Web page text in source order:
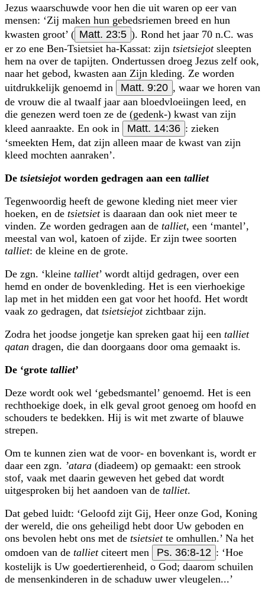
Jezus waarschuwde voor hen die uit waren op eer van
mensen: ‘Zij maken hun gebedsriemen breed en hun
kwasten groot’ ( Matt. 23:5 ). Rond het jaar 70 n.C. was
er zo ene Ben-Tsietsiet ha-Kassat: zijn tsietsiejotsleepten
hem na over de tapijten. Ondertussen droeg Jezus zelf ook,
naar het gebod, kwasten aan Zijn kleding. Ze worden
uitdrukkelijk genoemd in
Matt. 9:20 , waar we horen van
de vrouw die al twaalf jaar aan bloedvloeiingen leed, en
die genezen werd toen ze de (gedenk-) kwast van zijn
kleed aanraakte. En ook in
Matt. 14:36 : zieken
‘smeekten Hem, dat zijn alleen maar de kwast van zijn
kleed mochten aanraken’.
De tsietsiejotworden gedragen aan een talliet
Tegenwoordig heeft de gewone kleding niet meer vier
hoeken, en de tsietsietis daaraan dan ook niet meer te
vinden. Ze worden gedragen aan de talliet, een ‘mantel’,
meestal van wol, katoen of zijde. Er zijn twee soorten
talliet: de kleine en de grote.
De zgn. ‘kleine talliet’ wordt altijd gedragen, over een
hemd en onder de bovenkleding. Het is een vierhoekige
lap met in het midden een gat voor het hoofd. Het wordt
vaak zo gedragen, dat tsietsiejotzichtbaar zijn.
Zodra het joodse jongetje kan spreken gaat hij een talliet
qatan dragen, die dan doorgaans door oma gemaakt is.
De ‘grote talliet’
Deze wordt ook wel ‘gebedsmantel’ genoemd. Het is een
rechthoekige doek, in elk geval groot genoeg om hoofd en
schouders te bedekken. Hij is wit met zwarte of blauwe
strepen.
Om te kunnen zien wat de voor- en bovenkant is, wordt er
daar een zgn. ’atara (diadeem) op gemaakt: een strook
stof, vaak met daarin geweven het gebed dat wordt
uitgesproken bij het aandoen van de talliet.
Dat gebed luidt: ‘Geloofd zijt Gij, Heer onze God, Koning
der wereld, die ons geheiligd hebt door Uw geboden en
ons bevolen hebt ons met de tsietsiette omhullen.’ Na het
omdoen van de tallietciteert men Ps. 36:8-12 : ‘Hoe
kostelijk is Uw goedertierenheid, o God; daarom schuilen
de mensenkinderen in de schaduw uwer vleugelen...’